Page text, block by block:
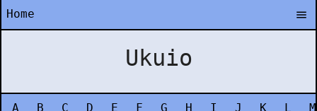
Home
Ukuio
A B C D E F G H I J K L M